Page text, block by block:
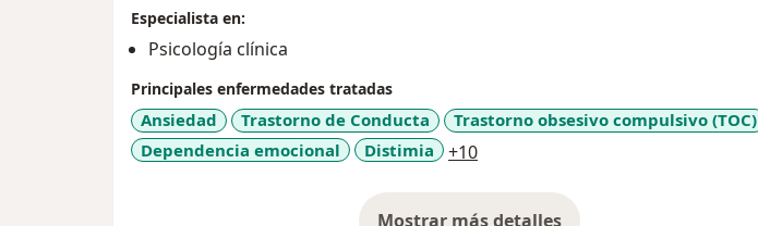
Especialista en:
Psicología clínica
Principales enfermedades tratadas
Ansiedad Trastorno de Conducta
Trastorno obsesivo compulsivo (TOC)
Dependencia emocional
Distimia +10a11y_sr_more_diseases
Mostrar más detalles